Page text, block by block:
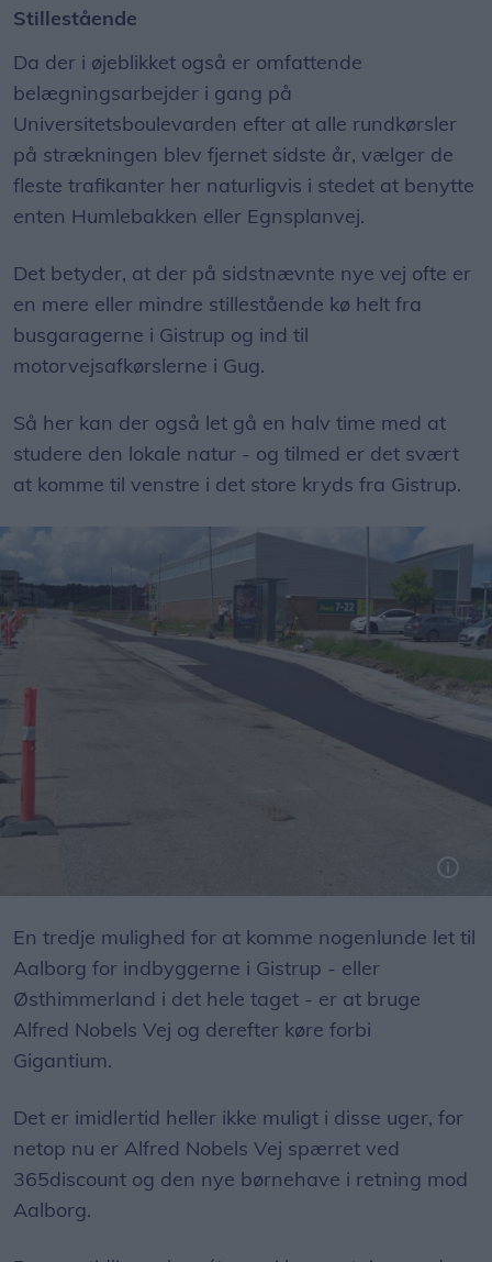
Stillestående
Da der i øjeblikket også er omfattende
belægningsarbejder i gang på
Universitetsboulevarden efter at alle rundkørsler
på strækningen blev fjernet sidste år, vælger de
fleste trafikanter her naturligvis i stedet at benytte
enten Humlebakken eller Egnsplanvej.
Det betyder, at der på sidstnævnte nye vej ofte er
en mere eller mindre stillestående kø helt fra
busgaragerne i Gistrup og ind til
motorvejsafkørslerne i Gug.
Så her kan der også let gå en halv time med at
studere den lokale natur - og tilmed er det svært
at komme til venstre i det store kryds fra Gistrup.
En tredje mulighed for at komme nogenlunde let til
Aalborg for indbyggerne i Gistrup - eller
Østhimmerland i det hele taget - er at bruge
Alfred Nobels Vej og derefter køre forbi
Gigantium.
Det er imidlertid heller ikke muligt i disse uger, for
netop nu er Alfred Nobels Vej spærret ved
365discount og den nye børnehave i retning mod
Aalborg.